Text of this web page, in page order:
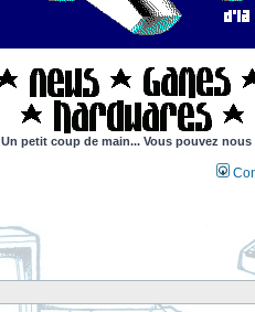
Un petit coup de main... Vous pouvez